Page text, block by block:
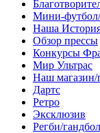
Мини-
Наша
Обзор прессы
Конкурсы
Мир Ультрас
Наш магазин/
Дартс
Ретро
Эксклюзив
Регби/гандбол